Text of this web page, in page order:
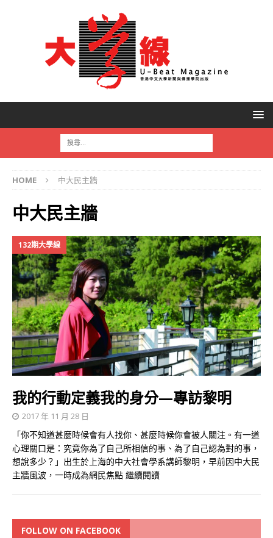
HOME 中大民主牆
中大民主牆
132期大學線
我的行動定義我的身分—專訪黎明
2017 年 11 月 28 日
「你不知道甚麼時候會有人找你、甚麼時候你會被人關注。有一道
心理關口是：究竟你為了自己所相信的事、為了自己認為對的事，
想說多少？」出生於上海的中大社會學系講師黎明，早前因中大民
主牆風波，一時成為網民焦點 繼續閱讀
FOLLOW ON FACEBOOK